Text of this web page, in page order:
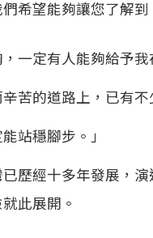
希望能夠讓您了解到
，一定有人能夠給予
辛苦的道路上，已有
站穩腳步。」
歷經十多年發展，
此展開。